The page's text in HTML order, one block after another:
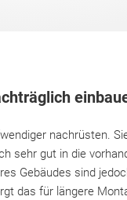
nachrüsten.
sehr gut in die
Gebäudes sind
das für längere